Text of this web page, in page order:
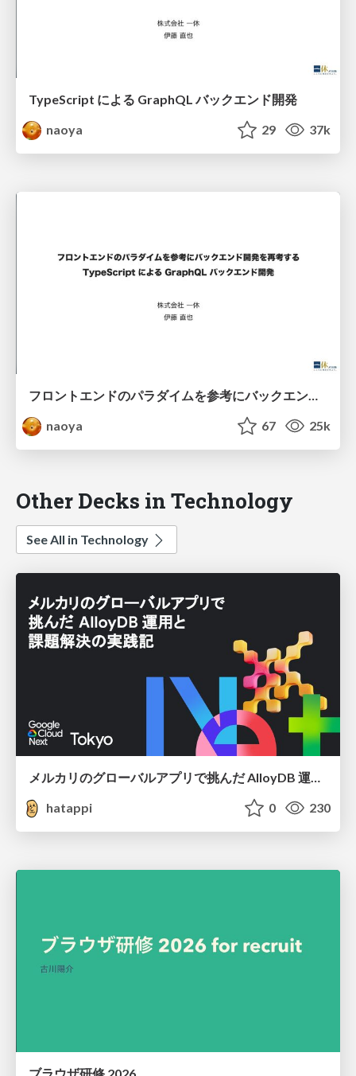
TypeScript による GraphQL バックエンド開発
naoya
29 37k
フロントエンドのパラダイムを参考にバックエンド開発を再考する / TypeScript による GraphQL バックエンド開発
naoya
67 25k
Other Decks in Technology
See All in Technology
hatappi
0 230